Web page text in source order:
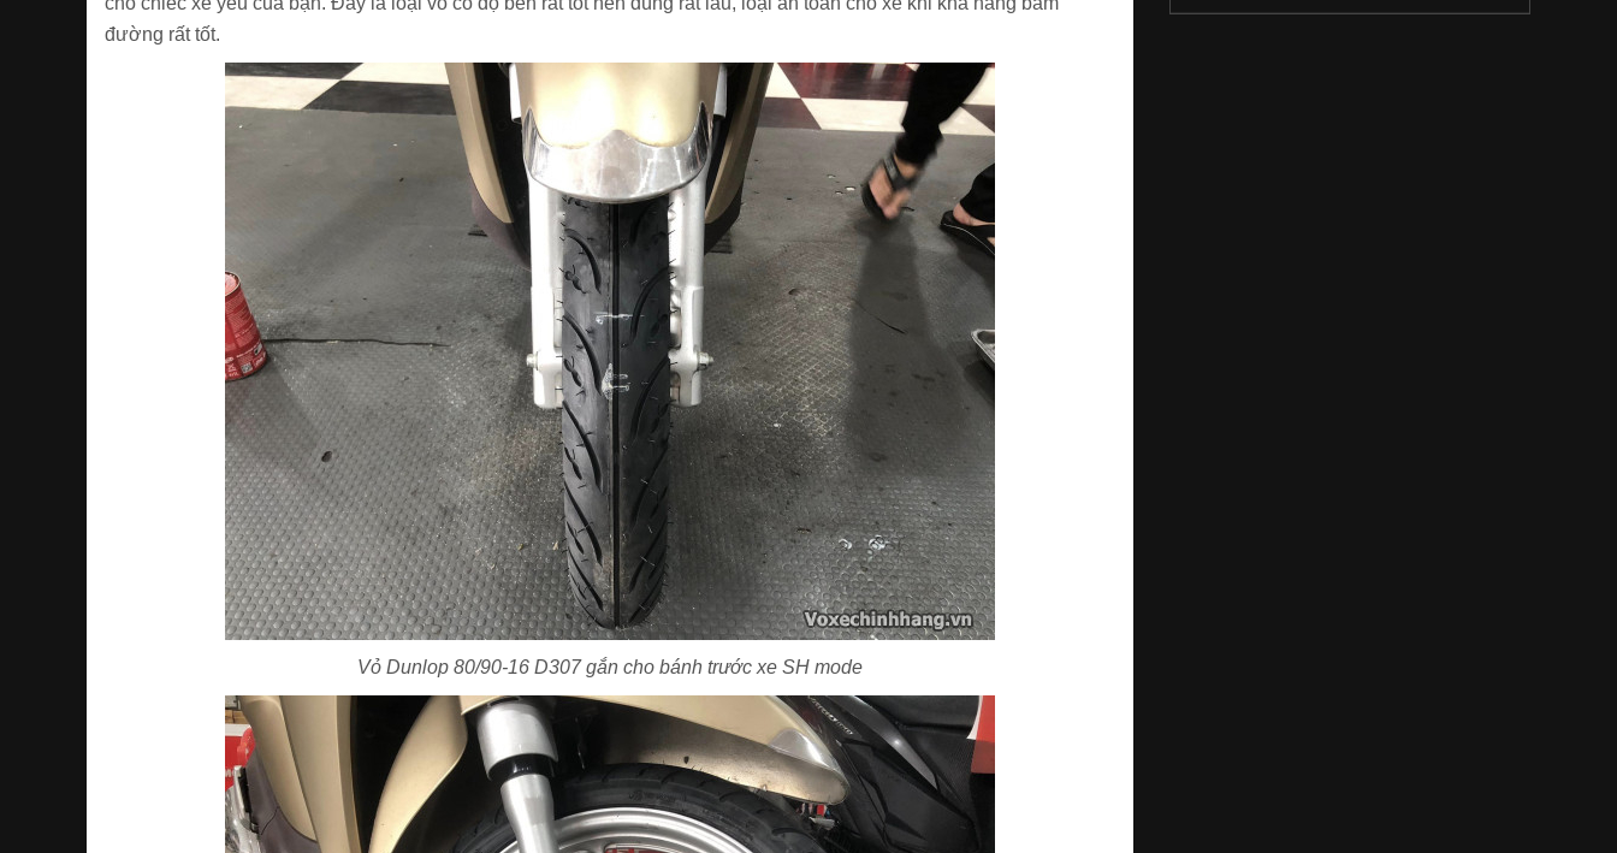
đường rất tốt.
Vỏ Dunlop 80/90-16 D307 gắn cho bánh trước xe SH mode